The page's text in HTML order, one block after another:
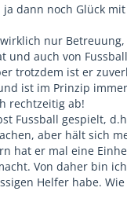
dann noch Glück
nur
und auch von
trotzdem ist er
ist im Prinzip
rechtzeitig ab!
Fussball gespielt,
aber hält sich
hat er mal eine
Von daher bin
Helfer habe.